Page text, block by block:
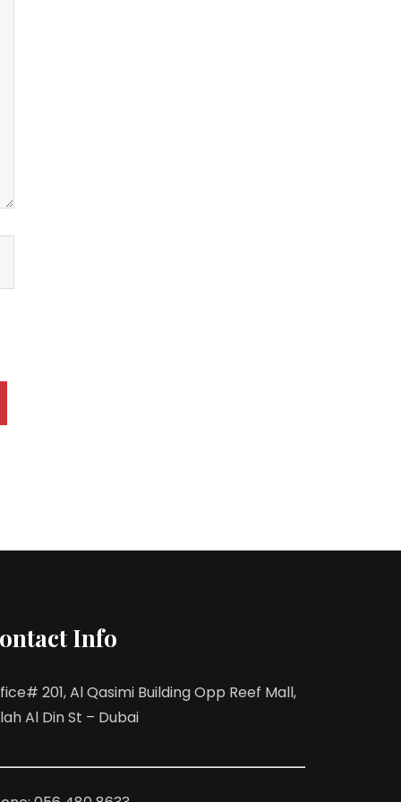
Info
201, Al Qasimi Building Opp Reef Mall,
Al Din St – Dubai